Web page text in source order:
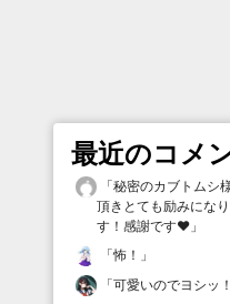
最近のコメ
「秘密のカブトムシ
頂きとても励みにな
す！感謝です♥️ 」
「怖！ 」
「可愛いのでヨシッ！